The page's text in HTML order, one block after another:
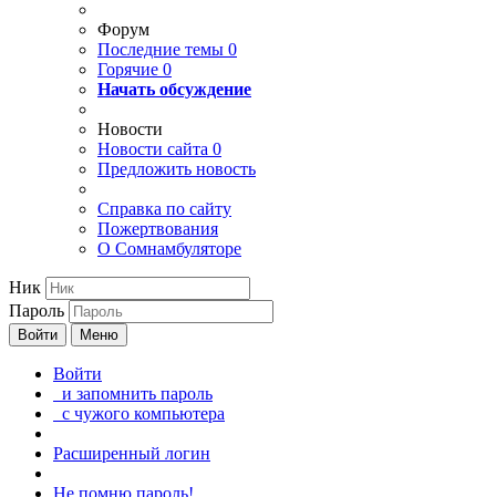
Форум
Последние темы 0
Горячие 0
Начать обсуждение
Новости
Новости сайта 0
Предложить новость
Справка по сайту
Пожертвования
О Сомнамбуляторе
Ник
Пароль
Войти Меню
Войти
и запомнить пароль
с чужого компьютера
Расширенный логин
Не помню пароль!